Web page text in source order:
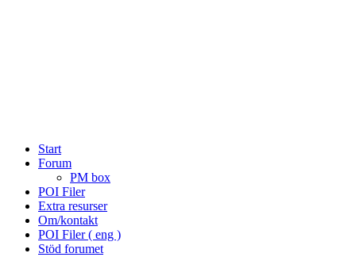
Start
Forum
PM box
POI Filer
Extra resurser
Om/kontakt
POI Filer ( eng )
Stöd forumet